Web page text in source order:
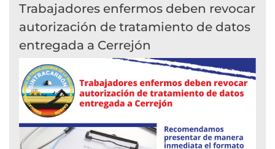
Trabajadores enfermos deben revocar
autorización de tratamiento de datos
entregada a Cerrejón